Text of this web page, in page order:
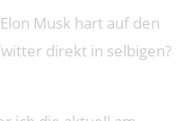
Musk hart auf den
direkt in selbigen?